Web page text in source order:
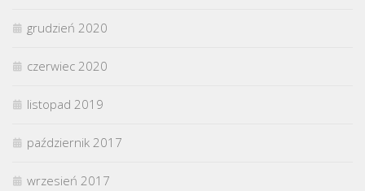
grudzień 2020
czerwiec 2020
listopad 2019
październik 2017
wrzesień 2017